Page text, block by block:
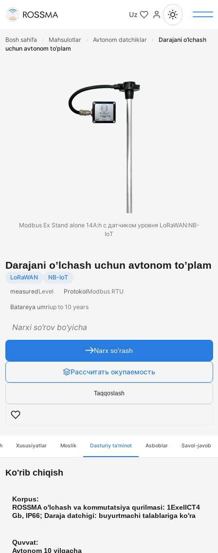
Uz
Bosh sahifa › Mahsulotlar › Avtonom datchiklar ›
Darajani o’lchash
uchun avtonom to’plam
Modbus Ex Stand alone 14A:h с датчиком уровня LoRaWAN:NB-
IoT
Darajani o’lchash uchun avtonom to’plam
LoRaWAN
NB-IoT
measuredLevel ProtokolModbus RTU
Batareya umriup to 10 years
Narxi so'rov bo'yicha
Narx so'rash
Рассчитать окупаемость
Taqqoslash
Xususiyatlar Moslik Dasturiy ta'minot Asboblar Savol-javob
Ko'rib chiqish
Korpus:
ROSSMA o'lchash va kommutatsiya qurilmasi: 1ExeIICT4
Gb, IP66; Daraja datchigi: buyurtmachi talablariga ko'ra
Quvvat:
Avtonom 10 yilgacha